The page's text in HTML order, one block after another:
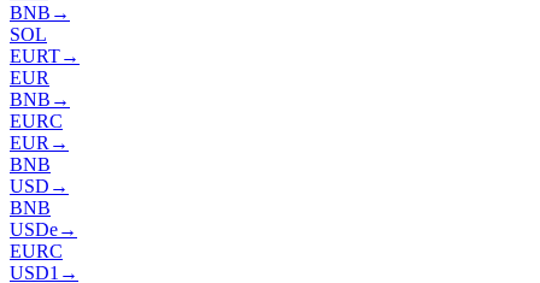
BNB →
SOL
EURT→
EUR
BNB →
EURC
EUR →
BNB
USD →
BNB
USDe→
EURC
USD1 →